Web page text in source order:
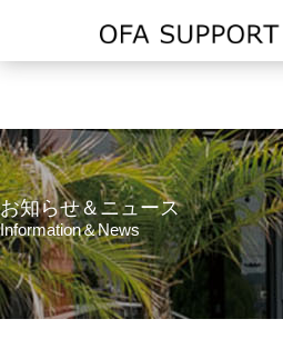
お知らせ＆ニュース
Information＆News